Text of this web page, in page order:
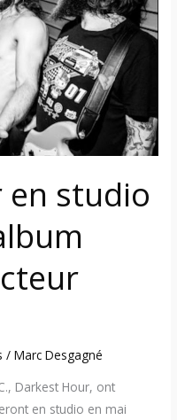
studio
/Marc Desgagné
Darkest Hour, ont
en studio en mai